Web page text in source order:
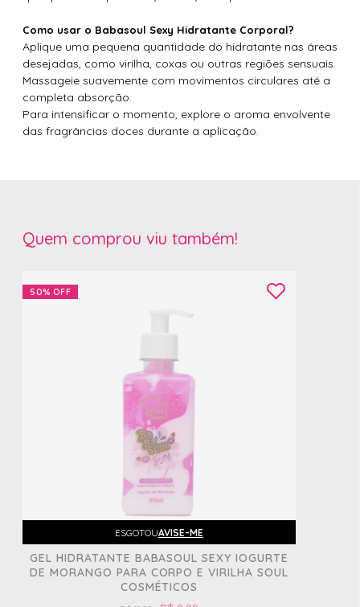
Como usar o Babasoul Sexy Hidratante Corporal?
Aplique uma pequena quantidade do hidratante nas áreas
desejadas, como virilha, coxas ou outras regiões sensuais.
Massageie suavemente com movimentos circulares até a
completa absorção.
Para intensificar o momento, explore o aroma envolvente
das fragrâncias doces durante a aplicação.
Quem comprou viu também!
50% OFF
ESGOTOUAVISE-ME
GEL HIDRATANTE BABASOUL SEXY IOGURTE
DE MORANGO PARA CORPO E VIRILHA SOUL
COSMÉTICOS